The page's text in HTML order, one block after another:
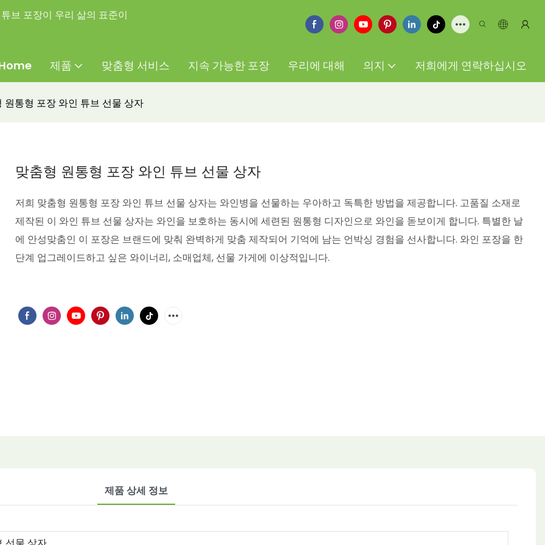
브 포장이 우리 삶의 표준이
제품 맞춤형 서비스 지속 가능한 포장 우리에 대해 의지 저희에게 연락하십시오
원통형 포장 와인 튜브 선물 상자
맞춤형 원통형 포장 와인 튜브 선물 상자
저희 맞춤형 원통형 포장 와인 튜브 선물 상자는 와인병을 선물하는 우아하고 독특한 방법을 제공합니다. 고품질 소재로
제작된 이 와인 튜브 선물 상자는 와인을 보호하는 동시에 세련된 원통형 디자인으로 와인을 돋보이게 합니다. 특별한 날
에 안성맞춤인 이 포장은 브랜드에 맞춰 완벽하게 맞춤 제작되어 기억에 남는 언박싱 경험을 선사합니다. 와인 포장을 한
단계 업그레이드하고 싶은 와이너리, 소매업체, 선물 가게에 이상적입니다.
제품 상세 정보